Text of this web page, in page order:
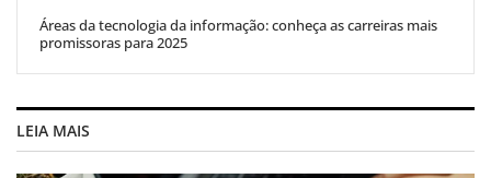
Áreas da tecnologia da informação: conheça as carreiras mais
promissoras para 2025
LEIA MAIS